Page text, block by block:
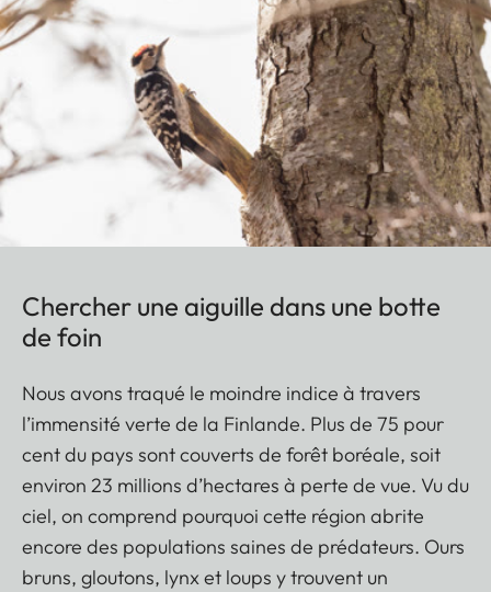
Chercher une aiguille dans une botte
de foin
Nous avons traqué le moindre indice à travers
l’immensité verte de la Finlande. Plus de 75 pour
cent du pays sont couverts de forêt boréale, soit
environ 23 millions d’hectares à perte de vue. Vu du
ciel, on comprend pourquoi cette région abrite
encore des populations saines de prédateurs. Ours
bruns, gloutons, lynx et loups y trouvent un